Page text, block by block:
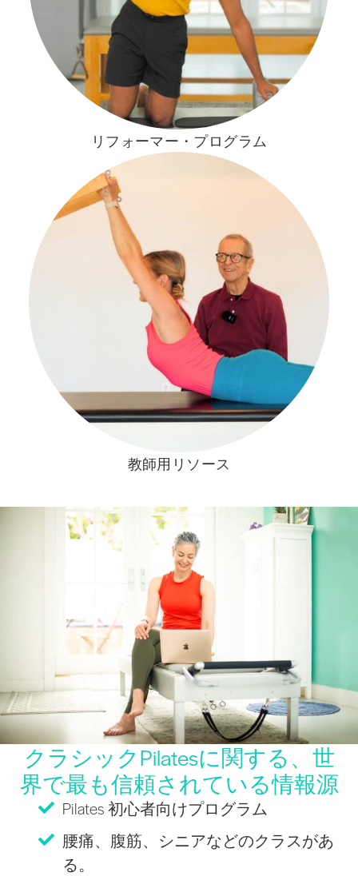
リフォーマー・プログラム
教師用リソース
クラシックPilatesに関する、世
界で最も信頼されている情報源
Pilates 初心者向けプログラム
腰痛、腹筋、シニアなどのクラスがあ
る。